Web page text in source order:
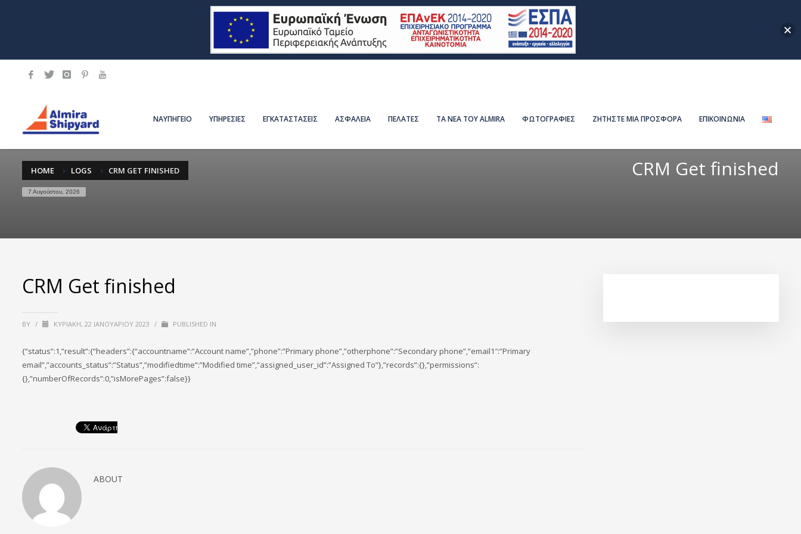
ΝΑΥΠΗΓΕΙΟ ΥΠΗΡΕΣΙΕΣ ΕΓΚΑΤΑΣΤΑΣΕΙΣ ΑΣΦΑΛΕΙΑ ΠΕΛΑΤΕΣ ΤΑ ΝΕΑ ΤΟΥ ALMIRA ΦΩΤΟΓΡΑΦΙΕΣ ΖΗΤΗΣΤΕ ΜΙΑ ΠΡΟΣΦΟΡΑ ΕΠΙΚΟΙΝΩΝΙΑ
HOME LOGS CRM GET FINISHED
7 Αυγούστου, 2026
CRM Get finished
CRM Get finished
BY / ΚΥΡΙΑΚΉ, 22 ΙΑΝΟΥΑΡΊΟΥ 2023 / PUBLISHED IN
{“status”:1,”result”:{“headers”:{“accountname”:”Account name”,”phone”:”Primary phone”,”otherphone”:”Secondary phone”,”email1″:”Primary
email”,”accounts_status”:”Status”,”modifiedtime”:”Modified time”,”assigned_user_id”:”Assigned To”},”records”:{},”permissions”:
{},”numberOfRecords”:0,”isMorePages”:false}}
ABOUT